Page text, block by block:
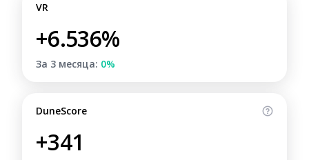
VR
+6.536%
За 3 месяца: 0%
DuneScore
+341